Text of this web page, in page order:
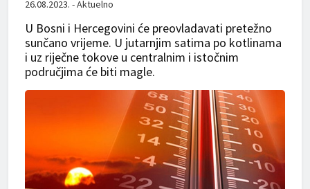
26.08.2023. - Aktuelno
U Bosni i Hercegovini će preovladavati pretežno
sunčano vrijeme. U jutarnjim satima po kotlinama
i uz riječne tokove u centralnim i istočnim
područjima će biti magle.